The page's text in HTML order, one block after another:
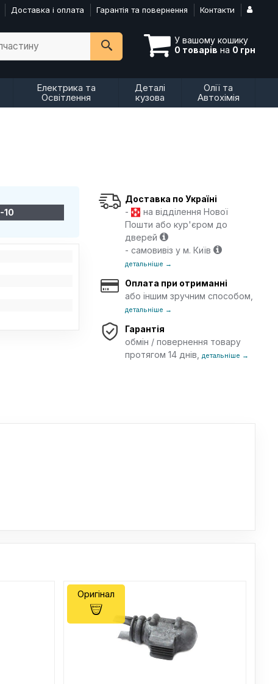
Доставка і оплата Гарантія та повернення Контакти
У вашому кошику
0 товарів на 0 грн
Електрика та
Освітлення
Деталі
кузова
Олії та
Автохімія
10
Доставка по Україні
-
на відділення Нової
Пошти або кур'єром до
дверей
- самовивіз у м. Київ
детальніше →
Оплата при отриманні
або іншим зручним способом,
детальніше →
Гарантія
обмін / повернення товару
протягом 14 днів,детальніше →
Оригінал